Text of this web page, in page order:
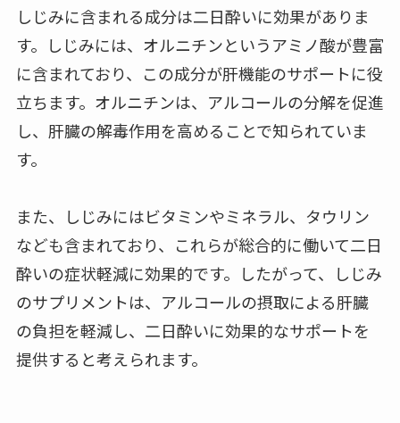
しじみに含まれる成分は二日酔いに効果がありま
す。しじみには、オルニチンというアミノ酸が豊富
に含まれており、この成分が肝機能のサポートに役
立ちます。オルニチンは、アルコールの分解を促進
し、肝臓の解毒作用を高めることで知られていま
す。
また、しじみにはビタミンやミネラル、タウリン
なども含まれており、これらが総合的に働いて二日
酔いの症状軽減に効果的です。したがって、しじみ
のサプリメントは、アルコールの摂取による肝臓
の負担を軽減し、二日酔いに効果的なサポートを
提供すると考えられます。